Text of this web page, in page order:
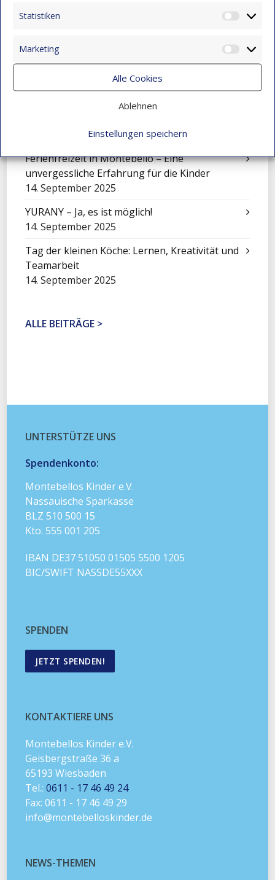
Statistiken
Marketing
Alle Cookies
Ablehnen
Einstellungen speichern
Mit Klängen gemeinsam wachsen: Sinfonisches
9. November 2025
Über sich hinauswachsen: Juan Camilo Vidal
macht seinen Abschluss
9. November 2025
21. September 2025
Ferienfreizeit in Montebello – Eine
unvergessliche Erfahrung für die Kinder
14. September 2025
YURANY – Ja, es ist möglich!
14. September 2025
Tag der kleinen Köche: Lernen, Kreativität und
Teamarbeit
14. September 2025
ALLE BEITRÄGE >
UNTERSTÜTZE UNS
Spendenkonto:
Montebellos Kinder e.V.
Nassauische Sparkasse
BLZ 510 500 15
Kto. 555 001 205
IBAN DE37 51050 01505 5500 1205
BIC/SWIFT NASSDE55XXX
SPENDEN
JETZT SPENDEN!
KONTAKTIERE UNS
Montebellos Kinder e.V.
Geisbergstraße 36 a
65193 Wiesbaden
Tel.:0611 - 17 46 49 24
Fax: 0611 - 17 46 49 29
info@montebelloskinder.de
NEWS-THEMEN